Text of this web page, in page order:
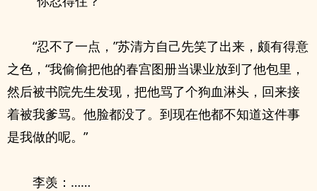
“忍不了一点，”苏清方自己先笑了出来，颇有得意
之色，“我偷偷把他的春宫图册当课业放到了他包里，
然后被书院先生发现，把他骂了个狗血淋头，回来接
着被我爹骂。他脸都没了。到现在他都不知道这件事
是我做的呢。”
李羡：……